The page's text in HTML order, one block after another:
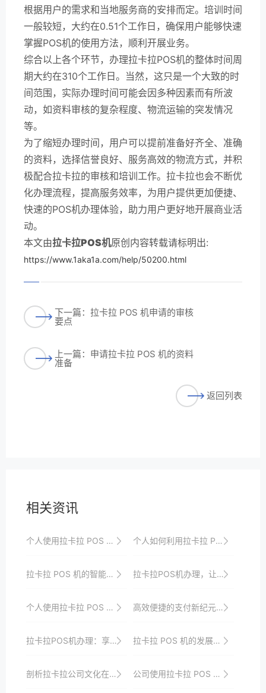
根据用户的需求和当地服务商的安排而定。培训时间
一般较短，大约在0.51个工作日，确保用户能够快速
掌握POS机的使用方法，顺利开展业务。
综合以上各个环节，办理拉卡拉POS机的整体时间周
期大约在310个工作日。当然，这只是一个大致的时
间范围，实际办理时间可能会因多种因素而有所波
动，如资料审核的复杂程度、物流运输的突发情况
等。
为了缩短办理时间，用户可以提前准备好齐全、准确
的资料，选择信誉良好、服务高效的物流方式，并积
极配合拉卡拉的审核和培训工作。拉卡拉也会不断优
化办理流程，提高服务效率，为用户提供更加便捷、
快速的POS机办理体验，助力用户更好地开展商业活
动。
本文由拉卡拉POS机原创内容转载请标明出:
https://www.1aka1a.com/help/50200.html
下一篇：拉卡拉 POS 机申请的审核
要点
上一篇：申请拉卡拉 POS 机的资料
准备
返回列表
相关资讯
个人使用拉卡拉 POS 机的经验分享 个人如何利用拉卡拉 POS 机进行资金周转
拉卡拉 POS 机的智能支付功能解析 拉卡拉POS机办理，让您的店面更加专业
个人使用拉卡拉 POS 机的信用建设 高效便捷的支付新纪元——拉卡拉POS机申请全步骤
拉卡拉POS机办理：享受便捷的支付体验 拉卡拉 POS 机的发展历程与未来展望
剖析拉卡拉公司文化在POS机用户忠诚度培养中的作用机制 公司使用拉卡拉 POS 机的战略规划